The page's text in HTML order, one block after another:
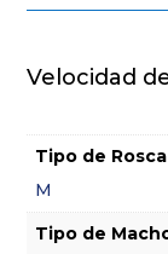
Velocidad
Tipo de Rosca
M
Tipo de